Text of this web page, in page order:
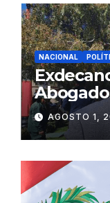
NACIONAL
AGOSTO 1,